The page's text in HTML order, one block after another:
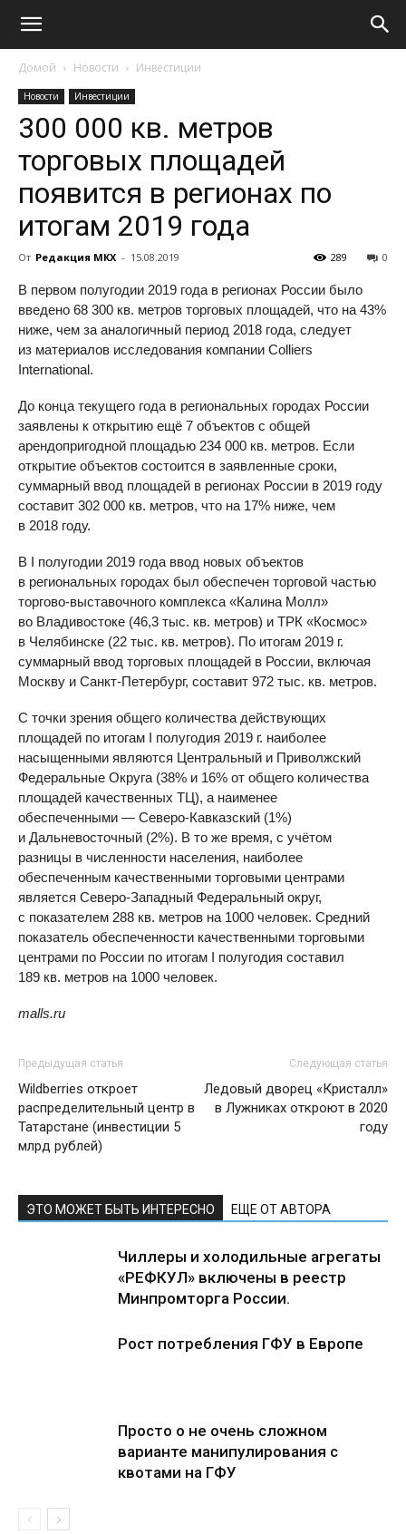
Домой Новости Инвестиции
Новости Инвестиции
300 000 кв. метров
торговых площадей
появится в регионах по
итогам 2019 года
От Редакция МКХ - 15.08.2019 0
289
В первом полугодии 2019 года в регионах России было
введено 68 300 кв. метров торговых площадей, что на 43%
ниже, чем за аналогичный период 2018 года, следует
из материалов исследования компании Colliers
International.
До конца текущего года в региональных городах России
заявлены к открытию ещё 7 объектов с общей
арендопригодной площадью 234 000 кв. метров. Если
открытие объектов состоится в заявленные сроки,
суммарный ввод площадей в регионах России в 2019 году
составит 302 000 кв. метров, что на 17% ниже, чем
в 2018 году.
В I полугодии 2019 года ввод новых объектов
в региональных городах был обеспечен торговой частью
торгово-выставочного комплекса «Калина Молл»
во Владивостоке (46,3 тыс. кв. метров) и ТРК «Космос»
в Челябинске (22 тыс. кв. метров). По итогам 2019 г.
суммарный ввод торговых площадей в России, включая
Москву и Санкт-Петербург, составит 972 тыс. кв. метров.
С точки зрения общего количества действующих
площадей по итогам I полугодия 2019 г. наиболее
насыщенными являются Центральный и Приволжский
Федеральные Округа (38% и 16% от общего количества
площадей качественных ТЦ), а наименее
обеспеченными — Северо-Кавказский (1%)
и Дальневосточный (2%). В то же время, с учётом
разницы в численности населения, наиболее
обеспеченным качественными торговыми центрами
является Северо-Западный Федеральный округ,
с показателем 288 кв. метров на 1000 человек. Средний
показатель обеспеченности качественными торговыми
центрами по России по итогам I полугодия составил
189 кв. метров на 1000 человек.
malls.ru
Предыдущая статья
Wildberries откроет
распределительный центр в
Татарстане (инвестиции 5
млрд рублей)
Следующая статья
Ледовый дворец «Кристалл»
в Лужниках откроют в 2020
году
ЭТО МОЖЕТ БЫТЬ ИНТЕРЕСНО ЕЩЕ ОТ АВТОРА
Чиллеры и холодильные агрегаты
«РЕФКУЛ» включены в реестр
Минпромторга России.
Рост потребления ГФУ в Европе
Просто о не очень сложном
варианте манипулирования с
квотами на ГФУ